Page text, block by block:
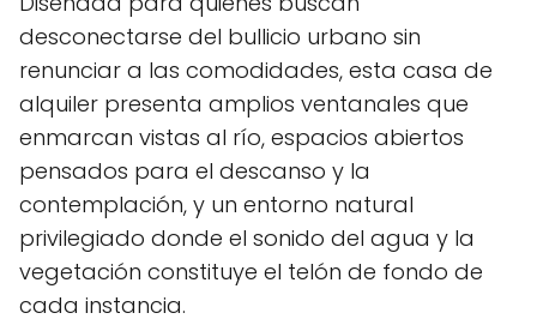
desconectarse del bullicio urbano sin
renunciar a las comodidades, esta casa de
alquiler presenta amplios ventanales que
enmarcan vistas al río, espacios abiertos
pensados para el descanso y la
contemplación, y un entorno natural
privilegiado donde el sonido del agua y la
vegetación constituye el telón de fondo de
cada instancia.